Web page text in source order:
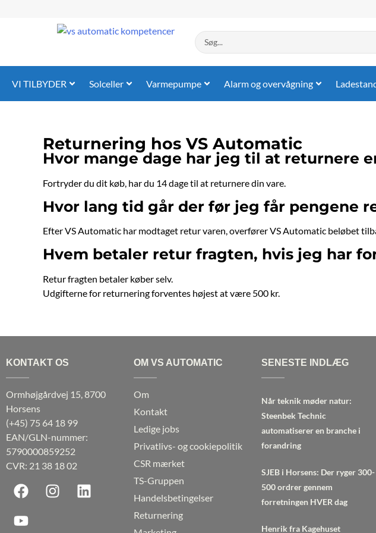
Search
...
VI TILBYDER Solceller Varmepumpe Alarm og overvågning
Returnering hos VS Automatic
Hvor mange dage har jeg til at returnere
Fortryder du dit køb, har du 14 dage til at returnere din vare.
Hvor lang tid går der før jeg får pengene
Efter VS Automatic har modtaget retur varen, overfører VS Automatic beløbet
Hvem betaler retur fragten, hvis jeg har
Retur fragten betaler køber selv.
Udgifterne for returnering forventes højest at være 500 kr.
KONTAKT OS
Ormhøjgårdvej 15, 8700
Horsens
(+45) 75 64 18 99
EAN/GLN-nummer:
5790000859252
CVR: 21 38 18 02
F
a
c
e
I
n
L
i
Y
o
u
t
OM VS AUTOMATIC
Om
Kontakt
Ledige jobs
Privatlivs- og cookiepolitik
CSR mærket
TS-Gruppen
Handelsbetingelser
Returnering
SENESTE INDLÆG
Når teknik møder natur:
Steenbek Technic
automatiserer en branche i
forandring
SJEB i Horsens: Der ryger 300-
500 ordrer gennem
forretningen HVER dag
Henrik fra Kagehuset